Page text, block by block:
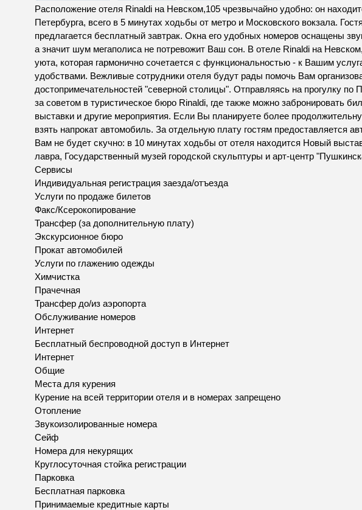
Расположение отеля Rinaldi на Невском,105 чрезвычайно удобно: он
Петербурга, всего в 5 минутах ходьбы от метро и Московского вокзала.
предлагается бесплатный завтрак. Окна его удобных номеров оснащены
а значит шум мегаполиса не потревожит Ваш сон. В отеле Rinaldi на
уюта, которая гармонично сочетается с функциональностью - к Вашим
удобствами. Вежливые сотрудники отеля будут рады помочь Вам
достопримечательностей "северной столицы". Отправляясь на прогулку по
за советом в туристическое бюро Rinaldi, где также можно забронировать
выставки и другие мероприятия. Если Вы планируете более
взять напрокат автомобиль. За отдельную плату гостям предоставляется
Вам не будет скучно: в 10 минутах ходьбы от отеля находится Новый
лавра, Государственный музей городской скульптуры и арт-центр
Сервисы
Индивидуальная регистрация заезда/отъезда
Услуги по продаже билетов
Факс/Ксерокопирование
Трансфер (за дополнительную плату)
Экскурсионное бюро
Прокат автомобилей
Услуги по глажению одежды
Химчистка
Прачечная
Трансфер до/из аэропорта
Обслуживание номеров
Интернет
Бесплатный беспроводной доступ в Интернет
Интернет
Общие
Места для курения
Курение на всей территории отеля и в номерах запрещено
Отопление
Звукоизолированные номера
Сейф
Номера для некурящих
Круглосуточная стойка регистрации
Парковка
Бесплатная парковка
Принимаемые кредитные карты